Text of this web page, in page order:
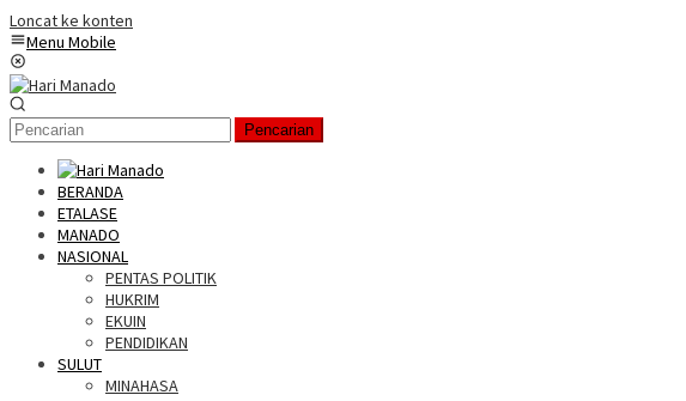
Loncat ke konten
Menu Mobile
Pencarian
BERANDA
ETALASE
MANADO
NASIONAL
PENTAS POLITIK
HUKRIM
EKUIN
PENDIDIKAN
SULUT
MINAHASA